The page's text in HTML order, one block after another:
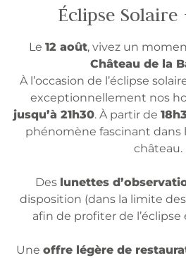
Le 12 août, vivez un
Château de la
À l’occasion de l’éclipse
exceptionnellement nos
jusqu’à 21h30. À partir de
phénomène fascinant dans
château.
Des lunettes
disposition (dans la limite
afin de profiter de
Une offre légère de
Éclipse Solaire